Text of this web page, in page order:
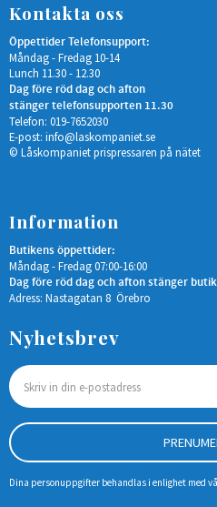
Kontakta oss
Öppettider Telefonsupport:
Måndag - Fredag 10-14
Lunch 11.30 - 12.30
Dag före röd dag och afton
stänger telefonsupporten 11.30
Telefon: 019-7652030
E-post: info@laskompaniet.se
© Låskompaniet prispressaren på nätet
Information
Butikens öppettider:
Måndag - Fredag 07:00-16:00
Dag före röd dag och afton stänger
Adress: Nastagatan 8 Örebro
Nyhetsbrev
Dina personuppgifter behandlas i enlighet med